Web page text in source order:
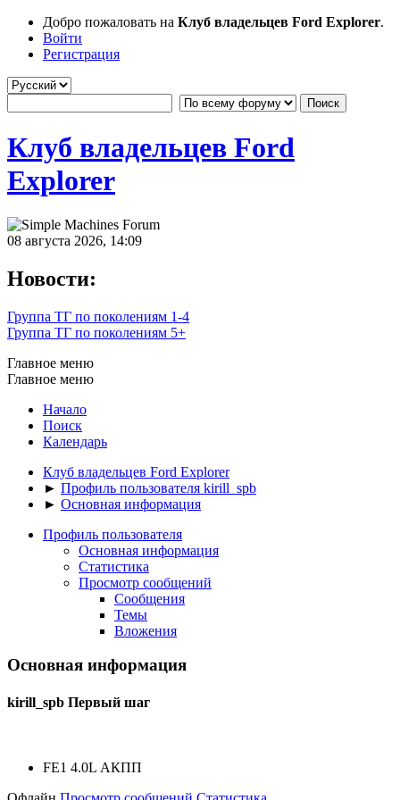
Добро пожаловать на Клуб владельцев Ford Explorer.
Войти
Регистрация
Клуб владельцев Ford
Explorer
08 августа 2026, 14:09
Новости:
Группа ТГ по поколениям 1-4
Группа ТГ по поколениям 5+
Главное меню
Главное меню
Начало
Поиск
Календарь
Клуб владельцев Ford Explorer
► Профиль пользователя kirill_spb
► Основная информация
Профиль пользователя
Основная информация
Статистика
Просмотр сообщений
Сообщения
Темы
Вложения
Основная информация
kirill_spb Первый шаг
FE1 4.0L АКПП